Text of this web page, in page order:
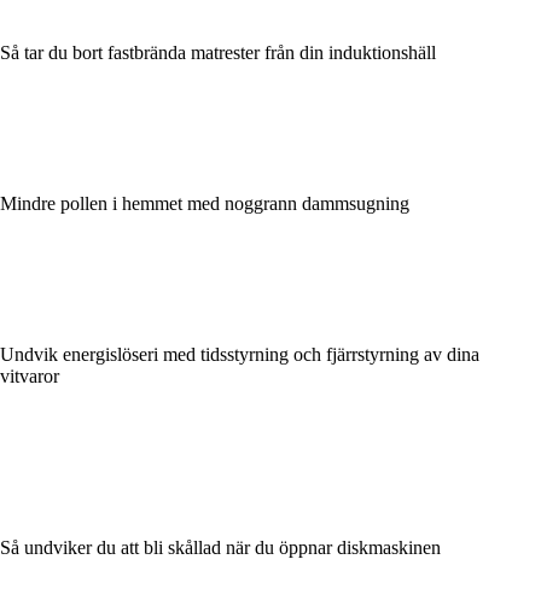
Så tar du bort fastbrända matrester från din induktionshäll
Mindre pollen i hemmet med noggrann dammsugning
Undvik energislöseri med tidsstyrning och fjärrstyrning av dina
vitvaror
Så undviker du att bli skållad när du öppnar diskmaskinen